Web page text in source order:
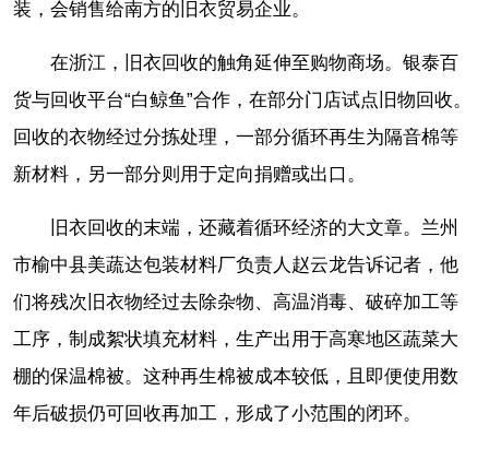
装，会销售给南方的旧衣贸易企业。
在浙江，旧衣回收的触角延伸至购物商场。银泰百
货与回收平台“白鲸鱼”合作，在部分门店试点旧物回收。
回收的衣物经过分拣处理，一部分循环再生为隔音棉等
新材料，另一部分则用于定向捐赠或出口。
旧衣回收的末端，还藏着循环经济的大文章。兰州
市榆中县美蔬达包装材料厂负责人赵云龙告诉记者，他
们将残次旧衣物经过去除杂物、高温消毒、破碎加工等
工序，制成絮状填充材料，生产出用于高寒地区蔬菜大
棚的保温棉被。这种再生棉被成本较低，且即便使用数
年后破损仍可回收再加工，形成了小范围的闭环。